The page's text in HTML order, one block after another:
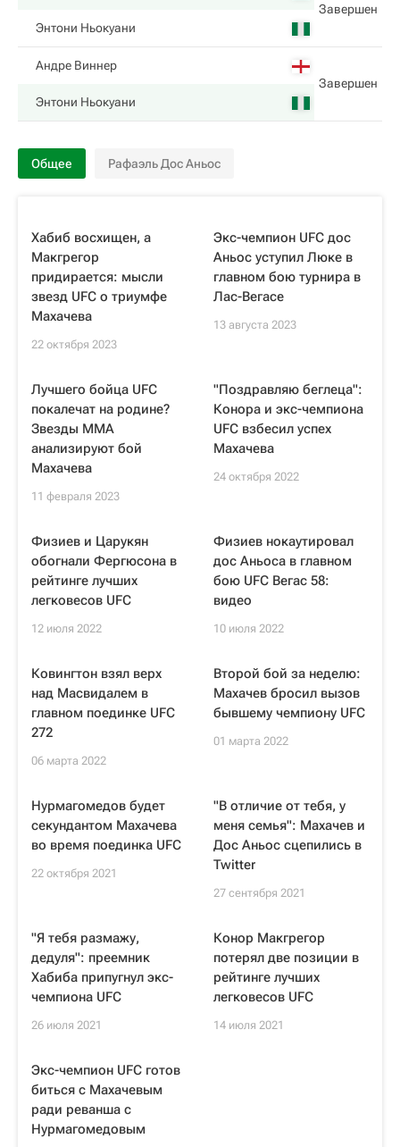
Завершен
Энтони Ньокуани
Андре Виннер
Завершен
Энтони Ньокуани
Общее Рафаэль Дос Аньос
Хабиб восхищен, а
Макгрегор
придирается: мысли
звезд UFC о триумфе
Махачева
22 октября 2023
Экс-чемпион UFC дос
Аньос уступил Люке в
главном бою турнира в
Лас-Вегасе
13 августа 2023
Лучшего бойца UFC
покалечат на родине?
Звезды ММА
анализируют бой
Махачева
11 февраля 2023
"Поздравляю беглеца":
Конора и экс-чемпиона
UFC взбесил успех
Махачева
24 октября 2022
Физиев и Царукян
обогнали Фергюсона в
рейтинге лучших
легковесов UFC
12 июля 2022
Физиев нокаутировал
дос Аньоса в главном
бою UFC Вегас 58:
видео
10 июля 2022
Ковингтон взял верх
над Масвидалем в
главном поединке UFC
272
06 марта 2022
Второй бой за неделю:
Махачев бросил вызов
бывшему чемпиону UFC
01 марта 2022
Нурмагомедов будет
секундантом Махачева
во время поединка UFC
22 октября 2021
"В отличие от тебя, у
меня семья": Махачев и
Дос Аньос сцепились в
Twitter
27 сентября 2021
"Я тебя размажу,
дедуля": преемник
Хабиба припугнул экс-
чемпиона UFC
26 июля 2021
Конор Макгрегор
потерял две позиции в
рейтинге лучших
легковесов UFC
14 июля 2021
Экс-чемпион UFC готов
биться с Махачевым
ради реванша с
Нурмагомедовым